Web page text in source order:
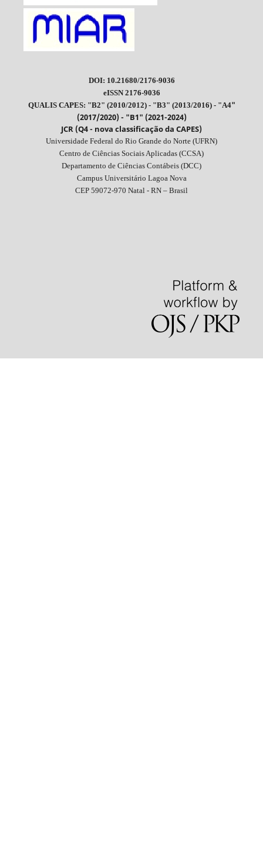
DOI: 10.21680/2176-9036
eISSN 2176-9036
QUALIS CAPES: "B2" (2010/2012) - "B3" (2013/2016) - "A4"
(2017/2020) - "B1" (2021-2024)
JCR (Q4 - nova classificação da CAPES)
Universidade Federal do Rio Grande do Norte (UFRN)
Centro de Ciências Sociais Aplicadas (CCSA)
Departamento de Ciências Contábeis (DCC)
Campus Universitário Lagoa Nova
CEP 59072-970 Natal - RN – Brasil